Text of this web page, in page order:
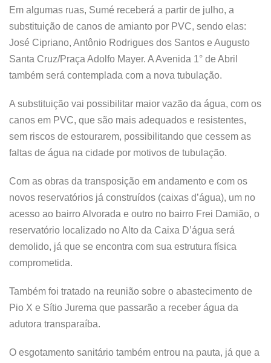
Em algumas ruas, Sumé receberá a partir de julho, a
substituição de canos de amianto por PVC, sendo elas:
José Cipriano, Antônio Rodrigues dos Santos e Augusto
Santa Cruz/Praça Adolfo Mayer. A Avenida 1° de Abril
também será contemplada com a nova tubulação.
A substituição vai possibilitar maior vazão da água, com os
canos em PVC, que são mais adequados e resistentes,
sem riscos de estourarem, possibilitando que cessem as
faltas de água na cidade por motivos de tubulação.
Com as obras da transposição em andamento e com os
novos reservatórios já construídos (caixas d’água), um no
acesso ao bairro Alvorada e outro no bairro Frei Damião, o
reservatório localizado no Alto da Caixa D’água será
demolido, já que se encontra com sua estrutura física
comprometida.
Também foi tratado na reunião sobre o abastecimento de
Pio X e Sítio Jurema que passarão a receber água da
adutora transparaíba.
O esgotamento sanitário também entrou na pauta, já que a